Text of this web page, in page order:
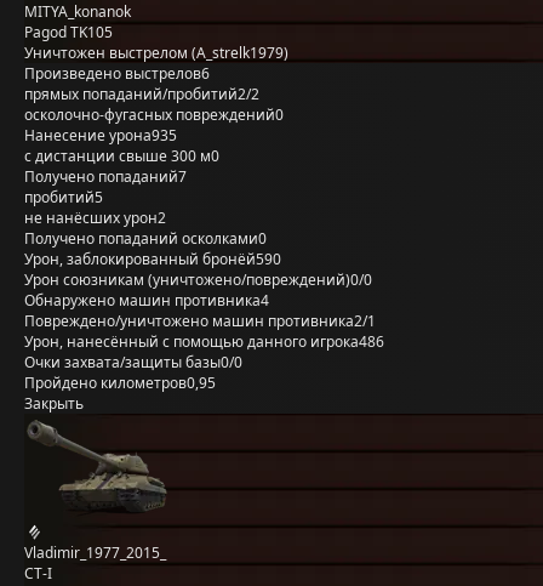
MITYA_konanok
Pagod TK105
Уничтожен выстрелом (A_strelk1979)
Произведено выстрелов6
прямых попаданий/пробитий2/2
осколочно-фугасных повреждений0
Нанесение урона935
с дистанции свыше 300 м0
Получено попаданий7
пробитий5
не нанёсших урон2
Получено попаданий осколками0
Урон, заблокированный бронёй590
Урон союзникам (уничтожено/повреждений)0/0
Обнаружено машин противника4
Повреждено/уничтожено машин противника2/1
Урон, нанесённый с помощью данного игрока486
Очки захвата/защиты базы0/0
Пройдено километров0,95
Закрыть
Vladimir_1977_2015_
СТ-I